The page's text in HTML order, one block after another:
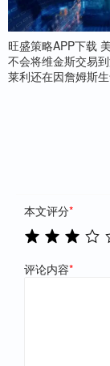
旺盛策略APP下载
不会将维金斯交易
莱利还在因詹姆斯
本文评分*
评论内容*